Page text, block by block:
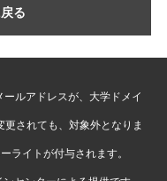
る
ルアドレスが、大学ドメイ
されても、対象外となりま
ライトが付与されます。